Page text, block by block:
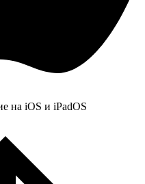
на iOS и iPadOS